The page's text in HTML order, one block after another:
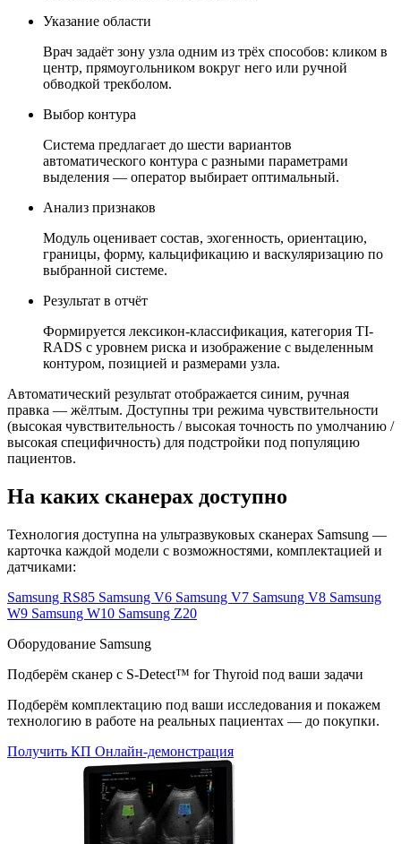
Указание области
Врач задаёт зону узла одним из трёх способов: кликом в
центр, прямоугольником вокруг него или ручной
обводкой трекболом.
Выбор контура
Система предлагает до шести вариантов
автоматического контура с разными параметрами
выделения — оператор выбирает оптимальный.
Анализ признаков
Модуль оценивает состав, эхогенность, ориентацию,
границы, форму, кальцификацию и васкуляризацию по
выбранной системе.
Результат в отчёт
Формируется лексикон-классификация, категория TI-
RADS с уровнем риска и изображение с выделенным
контуром, позицией и размерами узла.
Автоматический результат отображается синим, ручная
правка — жёлтым. Доступны три режима чувствительности
(высокая чувствительность / высокая точность по умолчанию /
высокая специфичность) для подстройки под популяцию
пациентов.
На каких сканерах доступно
Технология доступна на ультразвуковых сканерах Samsung —
карточка каждой модели с возможностями, комплектацией и
датчиками:
Samsung RS85 Samsung V6 Samsung V7 Samsung V8 Samsung
W9 Samsung W10 Samsung Z20
Оборудование Samsung
Подберём сканер с S-Detect™ for Thyroid под ваши задачи
Подберём комплектацию под ваши исследования и покажем
технологию в работе на реальных пациентах — до покупки.
Получить КП Онлайн-демонстрация